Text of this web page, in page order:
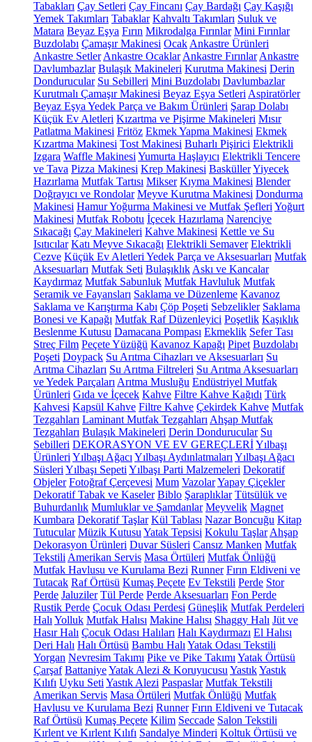
Tabakları Çay Setleri Çay Fincanı Çay Bardağı Çay Kaşığı
Yemek Takımları Tabaklar Kahvaltı Takımları Suluk ve
Matara Beyaz Eşya Fırın Mikrodalga Fırınlar Mini Fırınlar
Buzdolabı Çamaşır Makinesi Ocak Ankastre Ürünleri
Ankastre Setler Ankastre Ocaklar Ankastre Fırınlar Ankastre
Davlumbazlar Bulaşık Makineleri Kurutma Makinesi Derin
Dondurucular Su Sebilleri Mini Buzdolabı Davlumbazlar
Kurutmalı Çamaşır Makinesi Beyaz Eşya Setleri Aspiratörler
Beyaz Eşya Yedek Parça ve Bakım Ürünleri Şarap Dolabı
Küçük Ev Aletleri Kızartma ve Pişirme Makineleri Mısır
Patlatma Makinesi Fritöz Ekmek Yapma Makinesi Ekmek
Kızartma Makinesi Tost Makinesi Buharlı Pişirici Elektrikli
Izgara Waffle Makinesi Yumurta Haşlayıcı Elektrikli Tencere
ve Tava Pizza Makinesi Krep Makinesi BasküllerYiyecek
Hazırlama Mutfak Tartısı Mikser Kıyma Makinesi Blender
Doğrayıcı ve Rondolar Meyve Kurutma Makinesi Dondurma
Makinesi Hamur Yoğurma Makinesi ve Mutfak Şefleri Yoğurt
Makinesi Mutfak Robotu İçecek Hazırlama Narenciye
Sıkacağı Çay Makineleri Kahve Makinesi Kettle ve Su
Isıtıcılar Katı Meyve Sıkacağı Elektrikli Semaver Elektrikli
Cezve Küçük Ev Aletleri Yedek Parça ve Aksesuarları Mutfak
Aksesuarları Mutfak Seti Bulaşıklık Askı ve Kancalar
Kaydırmaz Mutfak Sabunluk Mutfak Havluluk Mutfak
Seramik ve Fayansları Saklama ve Düzenleme Kavanoz
Saklama ve Karıştırma Kabı Çöp Poşeti Sebzelikler Saklama
Bonesi ve Kapağı Mutfak Raf Düzenleyici Poşetlik Kaşıklık
Beslenme Kutusu Damacana Pompası Ekmeklik Sefer Tası
Streç Film Peçete Yüzüğü Kavanoz Kapağı Pipet Buzdolabı
Poşeti Doypack Su Arıtma Cihazları ve Aksesuarları Su
Arıtma Cihazları Su Arıtma Filtreleri Su Arıtma Aksesuarları
ve Yedek Parçaları Arıtma Musluğu Endüstriyel Mutfak
Ürünleri Gıda ve İçecek Kahve Filtre Kahve Kağıdı Türk
Kahvesi Kapsül Kahve Filtre Kahve Çekirdek Kahve Mutfak
Tezgahları Laminant Mutfak Tezgahları Ahşap Mutfak
Tezgahları Bulaşık Makineleri Derin Dondurucular Su
Sebilleri DEKORASYON VE EV GEREÇLERİYılbaşı
Ürünleri Yılbaşı Ağacı Yılbaşı Aydınlatmaları Yılbaşı Ağacı
Süsleri Yılbaşı Sepeti Yılbaşı Parti Malzemeleri Dekoratif
Objeler Fotoğraf Çerçevesi Mum VazolarYapay Çiçekler
Dekoratif Tabak ve Kaseler Biblo Şaraplıklar Tütsülük ve
Buhurdanlık Mumluklar ve Şamdanlar Meyvelik Magnet
Kumbara Dekoratif Taşlar Kül Tablası Nazar Boncuğu Kitap
Tutucular Müzik Kutusu Yatak Tepsisi Kokulu Taşlar Ahşap
Dekorasyon Ürünleri Duvar Süsleri Cansız Manken Mutfak
Tekstili Amerikan Servis Masa Örtüleri Mutfak Önlüğü
Mutfak Havlusu ve Kurulama Bezi Runner Fırın Eldiveni ve
Tutacak Raf Örtüsü Kumaş Peçete Ev Tekstili Perde Stor
Perde Jaluziler Tül Perde Perde Aksesuarları Fon Perde
Rustik Perde Çocuk Odası Perdesi Güneşlik Mutfak Perdeleri
Halı Yolluk Mutfak Halısı Makine Halısı Shaggy Halı Jüt ve
Hasır Halı Çocuk Odası Halıları Halı Kaydırmazı El Halısı
Deri Halı Halı Örtüsü Bambu Halı Yatak Odası Tekstili
Yorgan Nevresim Takımı Pike ve Pike Takımı Yatak Örtüsü
Çarşaf BattaniyeYatak Alezi & Koruyucusu YastıkYastık
Kılıfı Uyku Seti Yastık Alezi Paspaslar Mutfak Tekstili
Amerikan Servis Masa Örtüleri Mutfak Önlüğü Mutfak
Havlusu ve Kurulama Bezi Runner Fırın Eldiveni ve Tutacak
Raf Örtüsü Kumaş Peçete Kilim Seccade Salon Tekstili
Kırlent ve Kırlent Kılıfı Sandalye Minderi Koltuk Örtüsü ve